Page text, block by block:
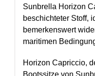
Sunbrella Horizon
beschichteter Stoff,
bemerkenswert
maritimen
Horizon Capriccio,
Bootssitze von